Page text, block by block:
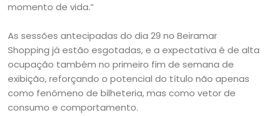
momento de vida.”
As sessões antecipadas do dia 29 no Beiramar
Shopping já estão esgotadas, e a expectativa é de alta
ocupação também no primeiro fim de semana de
exibição, reforçando o potencial do título não apenas
como fenômeno de bilheteria, mas como vetor de
consumo e comportamento.